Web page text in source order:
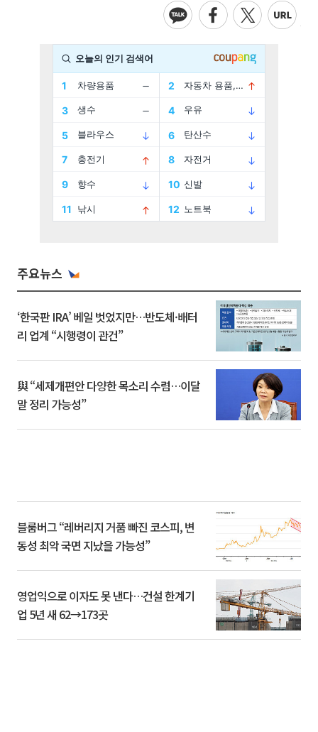
주요뉴스
‘한국판 IRA’ 베일 벗었지만…반도체·배터
리 업계 “시행령이 관건”
與 “세제개편안 다양한 목소리 수렴…이달
말 정리 가능성”
블룸버그 “레버리지 거품 빠진 코스피, 변
동성 최악 국면 지났을 가능성”
영업익으로 이자도 못 낸다…건설 한계기
업 5년 새 62→173곳